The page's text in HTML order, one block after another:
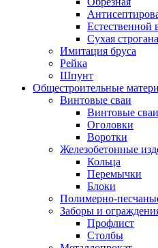
Естественной
Сухая
Имитация бруса
Рейка
Шпунт
Общестроительные
Винтовые сваи
Винтовые сваи
Оголовки
Воротки
Железобетонные
Кольца
Перемычки
Блоки
Полимерно-
Заборы и
Профлист
Столбы